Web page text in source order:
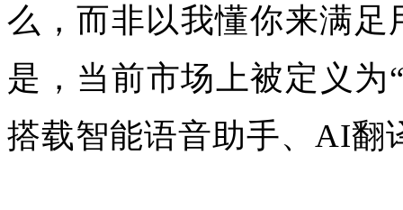
么，而非以我懂你来满
是，当前市场上被定义
搭载智能语音助手、AI翻